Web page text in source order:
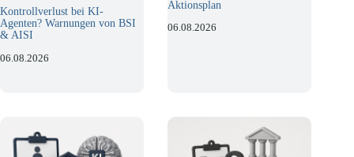
Kontrollverlust bei KI-
Agenten? Warnungen von BSI
& AISI
06.08.2026
Aktionsplan
06.08.2026